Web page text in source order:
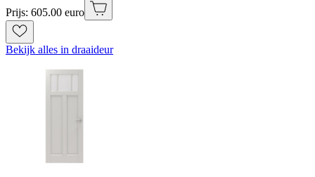
Prijs: 605.00 euro
Bekijk alles in draaideur